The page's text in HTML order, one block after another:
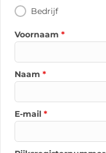
Bedrijf
Voornaam *
Naam *
E-mail *